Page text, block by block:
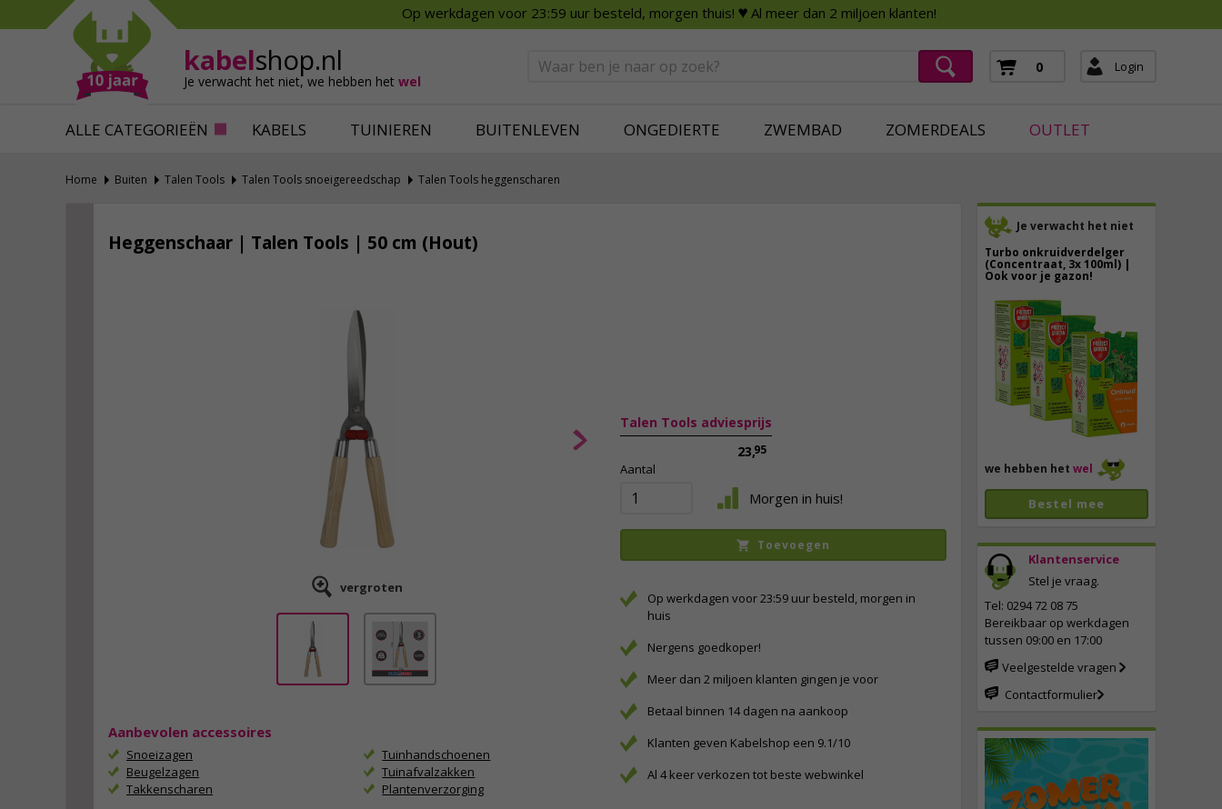
Op werkdagen voor 23:59 uur besteld, morgen thuis! ♥ Al meer dan 2 miljoen klanten!
kabelshop.nl
Je verwacht het niet, we hebben het wel
0 Login
ALLE CATEGORIEËN KABELS TUINIEREN BUITENLEVEN ONGEDIERTE ZWEMBAD ZOMERDEALS OUTLET
Mollen verjagen
Slakken bestrijden
Katten verjagen
Alles tegen ongedierte
Verfbenodigdheden
Behangbenodigdheden
Ventilatie
Smart Home
Deurbellen
Slimme beveiliging
Home Buiten Talen Tools Talen Tools snoeigereedschap Talen Tools heggenscharen
Je verwacht het niet
Turbo onkruidverdelger
(Concentraat, 3x 100ml) |
Ook voor je gazon!
40,
we hebben het wel
Bestel mee
Klantenservice
Stel je vraag.
Tel: 0294 72 08 75
Bereikbaar op werkdagen
tussen 09:00 en 17:00
Veelgestelde vragen
Contactformulier
Heggenschaar | Talen Tools | 50 cm (Hout)
vergroten
Aanbevolen accessoires
Snoeizagen
Beugelzagen
Takkenscharen
Tuinhandschoenen
Tuinafvalzakken
Plantenverzorging
Talen Tools adviesprijs
23,95
Aantal
Morgen in huis!
Toevoegen
Op werkdagen voor 23:59 uur besteld, morgen in
huis
Nergens goedkoper!
Meer dan 2 miljoen klanten gingen je voor
Betaal binnen 14 dagen na aankoop
Klanten geven Kabelshop een 9.1/10
Al 4 keer verkozen tot beste webwinkel